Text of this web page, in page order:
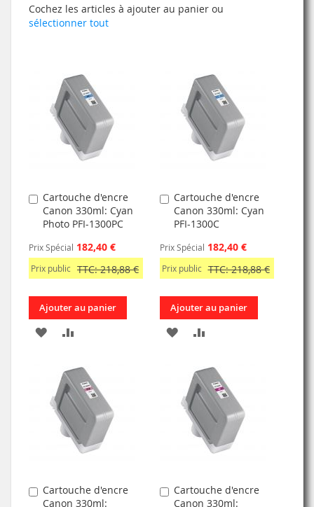
Cochez les articles à ajouter au panier ou
sélectionner tout
Cartouche d'encre
Canon 330ml: Cyan
Photo PFI-1300PC
Prix Spécial 182,40 €
Prix public TTC: 218,88 €
Ajouter
au
panier
Ajouter au panier
AJOUTER
MA
LISTE
D’ENVIE
COMPARATEUR
Cartouche d'encre
Canon 330ml: Cyan
PFI-1300C
Prix Spécial 182,40 €
Prix public TTC: 218,88 €
Ajouter
au
panier
Ajouter au panier
AJOUTER
MA
LISTE
D’ENVIE
COMPARATEUR
Cartouche d'encre
Canon 330ml:
Ajouter
au
Cartouche d'encre
Canon 330ml:
Ajouter
au